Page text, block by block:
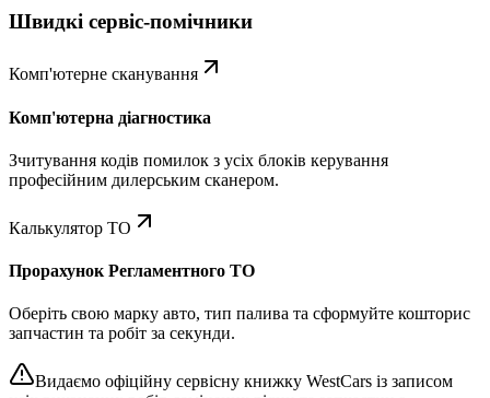
Швидкі сервіс-помічники
Комп'ютерне сканування
Комп'ютерна діагностика
Зчитування кодів помилок з усіх блоків керування
професійним дилерським сканером.
Калькулятор ТО
Прорахунок Регламентного ТО
Оберіть свою марку авто, тип палива та сформуйте кошторис
запчастин та робіт за секунди.
Видаємо офіційну сервісну книжку WestCars із записом